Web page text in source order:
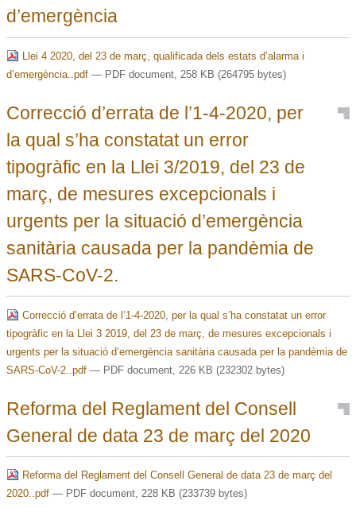
d’emergència
Llei 4 2020, del 23 de març, qualificada dels estats d’alarma i
d’emergència..pdf— PDF document, 258 KB (264795 bytes)
Correcció d’errata de l’1-4-2020, per
la qual s’ha constatat un error
tipogràfic en la Llei 3/2019, del 23 de
març, de mesures excepcionals i
urgents per la situació d’emergència
sanitària causada per la pandèmia de
SARS-CoV-2.
Correcció d’errata de l’1-4-2020, per la qual s’ha constatat un error
tipogràfic en la Llei 3 2019, del 23 de març, de mesures excepcionals i
urgents per la situació d’emergència sanitària causada per la pandèmia de
SARS-CoV-2..pdf— PDF document, 226 KB (232302 bytes)
Reforma del Reglament del Consell
General de data 23 de març del 2020
Reforma del Reglament del Consell General de data 23 de març del
2020..pdf— PDF document, 228 KB (233739 bytes)